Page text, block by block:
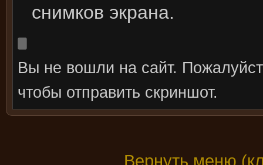
снимков экрана.
Вы не вошли на сайт.
чтобы отправить скриншот.
Вернуть меню